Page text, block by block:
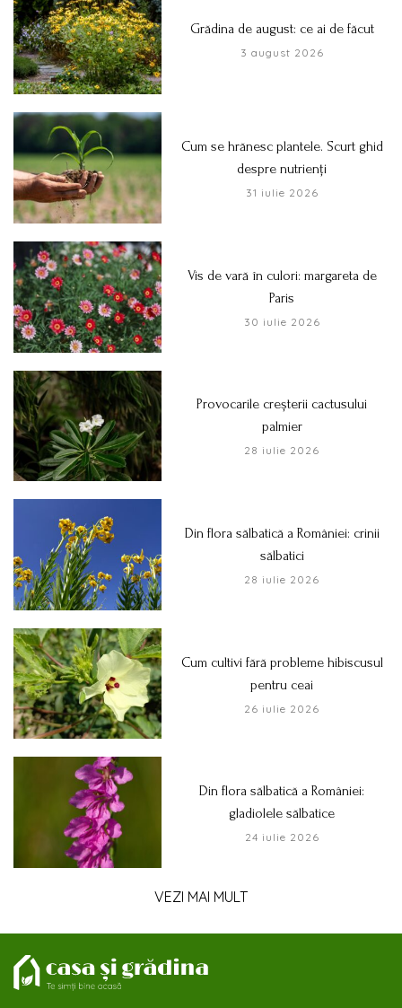
Grădina de august: ce ai de făcut
3 august 2026
Cum se hrănesc plantele. Scurt ghid
despre nutrienți
31 iulie 2026
Vis de vară în culori: margareta de
Paris
30 iulie 2026
Provocarile creșterii cactusului
palmier
28 iulie 2026
Din flora sălbatică a României: crinii
sălbatici
28 iulie 2026
Cum cultivi fără probleme hibiscusul
pentru ceai
26 iulie 2026
Din flora sălbatică a României:
gladiolele sălbatice
24 iulie 2026
VEZI MAI MULT